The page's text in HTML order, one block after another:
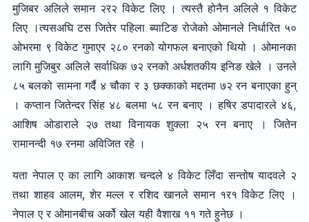
मुजिबर अलिले समान २र२ विकेट लिए । त्यस्तै होनैन अलिले १ विकेट
लिए ।त्यसअघि टस जितेर पहिला ब्याटिङ रोजेको ओमानले निर्धारित ५०
ओभरमा ९ विकेट गुमाएर २८० रनको योगफल बनाएको थियो । ओमानका
लागि मुजिबुर अलिले सर्वाधिक ७२ रनको अर्धशतकीय इनिङ खेले । उनले
८५ बलको सामना गर्दै ४ चौका र ३ छक्काको मद्दतमा ७२ रन बनाएका हुन्
। कप्तान जितेन्दर सिंह ४८ बलमा ५८ रन बनाए । हषिर डपादारले ४६,
आशिष ओडाराले २७ तथा विनायक शुक्ला २५ रन बनाए । जितेन
रामानन्दी १७ रनमा अविजित रहे ।
यता नेपाल ए का लागि आकाश चन्दले ४ विकेट लिँदा सन्तोष यादवले २
तथा शाहव आलम, शेर मल्ल र रशिद खानले समान १र१ विकेट लिए ।
नेपाल ए र ओमानबीच अर्को खेल यही वैशाख ११ गते हुनेछ ।